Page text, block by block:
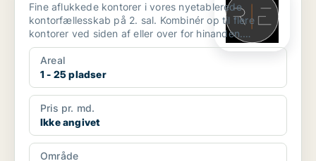
Fine aflukkede kontorer i vores nyetablerede
kontorfællesskab på 2. sal. Kombinér op til flere
kontorer ved siden af eller over for hinanden.
Videopræsen...
Areal
1 - 25 pladser
Pris pr. md.
Ikke angivet
Område